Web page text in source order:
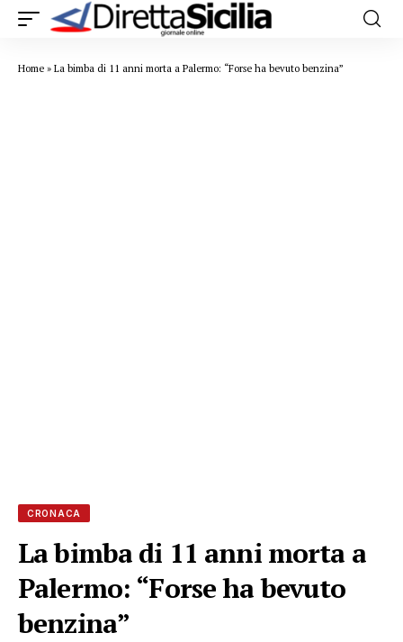
Home » La bimba di 11 anni morta a Palermo: “Forse ha bevuto benzina”
CRONACA
La bimba di 11 anni morta a
Palermo: “Forse ha bevuto
benzina”